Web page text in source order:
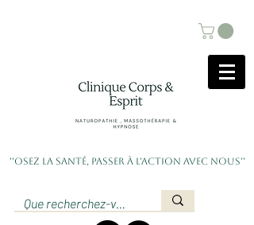
''Osez la santé, passer à l'action avec nous''